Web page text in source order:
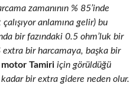
zamanının % 85’inde
anlamına gelir) bu
bir fazındaki 0.5 ohm’luk bir
extra bir harcamaya, başka bir
Tamiri için görüldüğü
bir extra gidere neden olur.